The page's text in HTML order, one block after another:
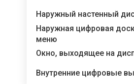
Наружный настенный
Наружная цифровая
меню
Окно, выходящее на
Внутренние цифровые